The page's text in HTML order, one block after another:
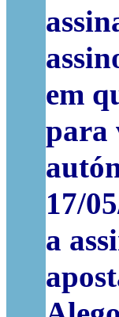
em
para
17/
a